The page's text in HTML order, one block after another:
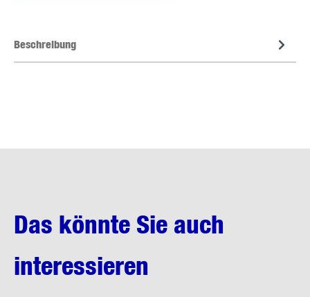
Beschreibung
Das könnte Sie auch
interessieren